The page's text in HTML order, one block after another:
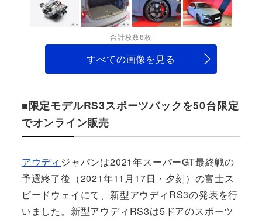
合計枚数8枚
すべての画像を見る
■限定モデルRS3スポーツバックを50台限定
でオンライン販売
アウディ ジャパンは2021年スーパーGT最終戦の
予選終了後（2021年11月17日・夕刻）の富士ス
ピードウェイにて、新型アウディRS3の発表を行
いました。新型アウディRS3は5ドアのスポーツ